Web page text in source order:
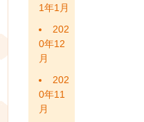
1年1月
202
0年12
月
202
0年11
月